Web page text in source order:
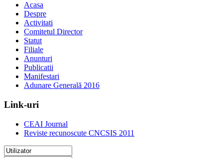
Acasa
Despre
Activitati
Comitetul Director
Statut
Filiale
Anunturi
Publicatii
Manifestari
Adunare Generală 2016
Link-uri
CEAI Journal
Reviste recunoscute CNCSIS 2011